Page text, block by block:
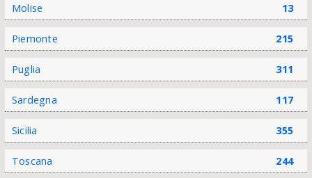
Molise 13
Piemonte 215
Puglia 311
Sardegna 117
Sicilia 355
Toscana 244